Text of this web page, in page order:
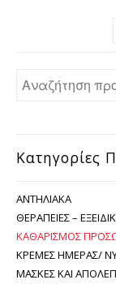
Αναζήτηση για:
Κατηγορίες
ΑΝΤΗΛΙΑΚΆ
ΘΕΡΑΠΕΊΕΣ –
ΚΑΘΑΡΙΣΜΌΣ
ΚΡΈΜΕΣ ΗΜΈΡΑΣ/
ΜΆΣΚΕΣ ΚΑΙ